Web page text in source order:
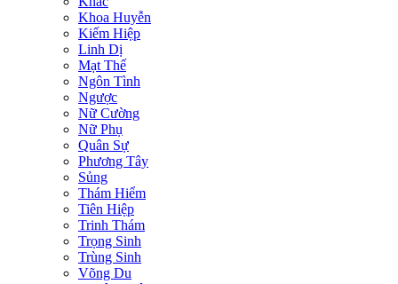
Khoa Huyễn
Kiếm Hiệp
Linh Dị
Mạt Thế
Ngôn Tình
Ngược
Nữ Cường
Nữ Phụ
Quân Sự
Phương Tây
Sủng
Thám Hiểm
Tiên Hiệp
Trinh Thám
Trọng Sinh
Trùng Sinh
Võng Du